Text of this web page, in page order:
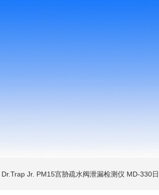
Dr.Trap Jr. PM15宫胁疏水阀泄漏检测仪 MD-330日本